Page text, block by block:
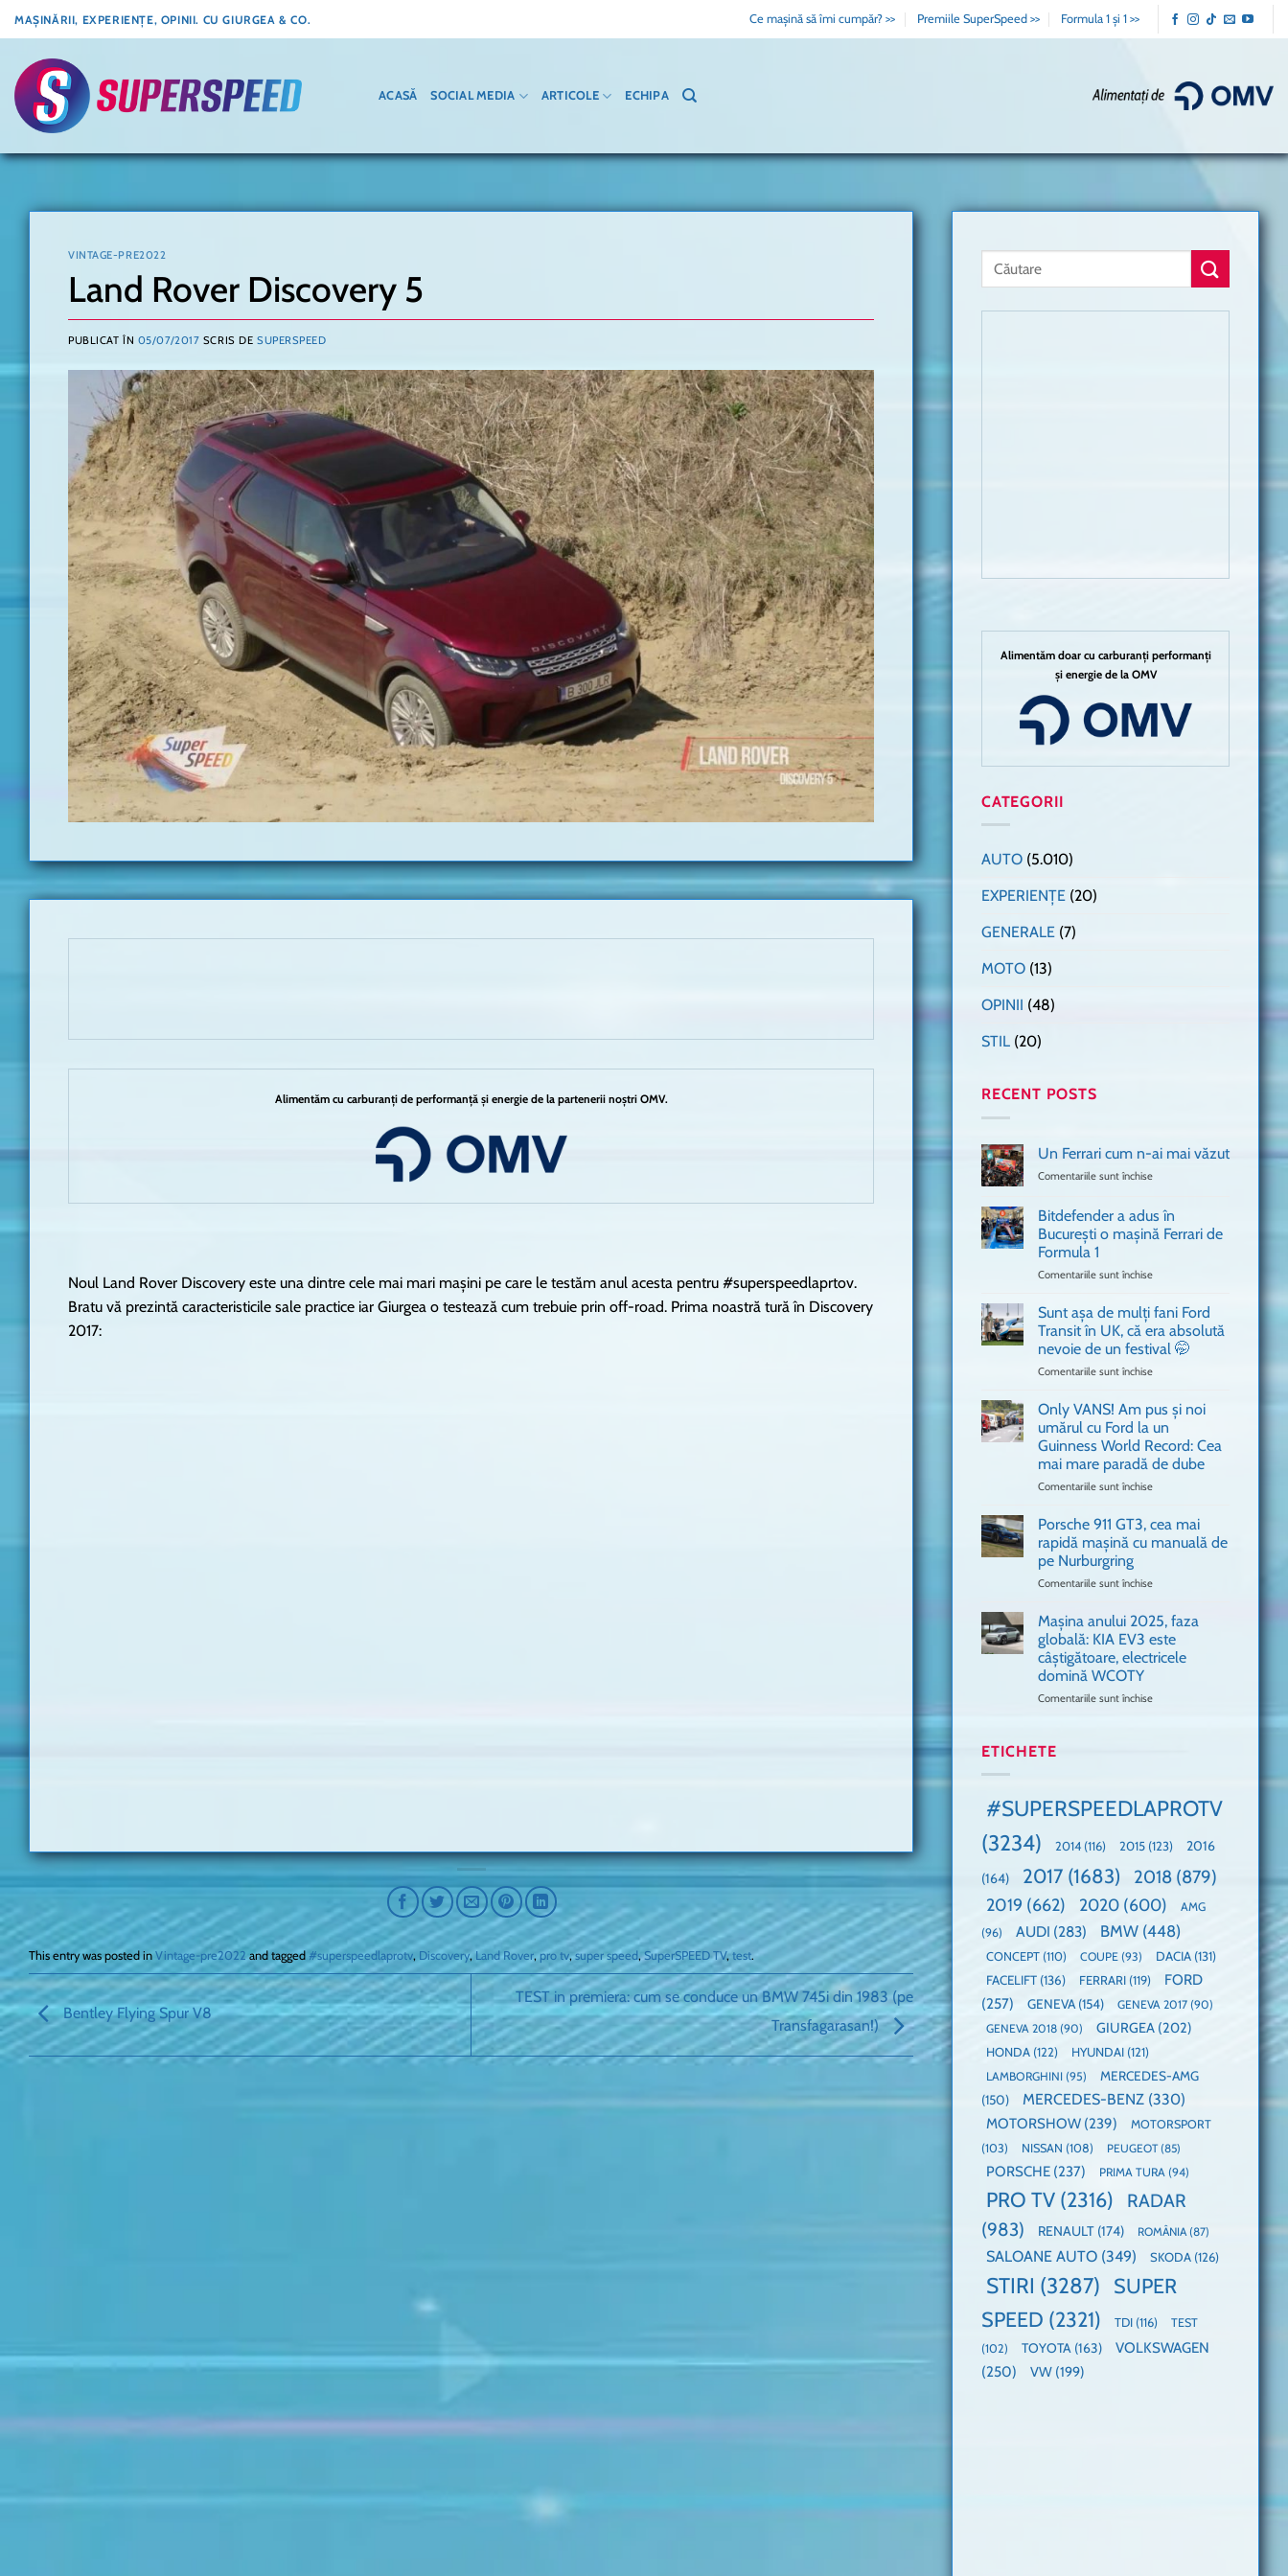
Skip
to
content
MAȘINĂRII, EXPERIENȚE, OPINII. CU GIURGEA & CO. Ce mașină să îmi cumpăr? >> Premiile SuperSpeed >> Formula 1 și 1 >>
ACASĂ SOCIAL MEDIA ARTICOLE ECHIPA
VINTAGE-PRE2022
Land Rover Discovery 5
PUBLICAT ÎN 05/07/2017 SCRIS DE SUPERSPEED
Alimentăm cu carburanți de performanță și energie de la partenerii noștri OMV.
Noul Land Rover Discovery este una dintre cele mai mari mașini pe care le testăm anul acesta pentru #superspeedlaprtov.
Bratu vă prezintă caracteristicile sale practice iar Giurgea o testează cum trebuie prin off-road. Prima noastră tură în Discovery
2017:
This entry was posted in Vintage-pre2022and tagged #superspeedlaprotv, Discovery, Land Rover,pro tv,super speed,SuperSPEED TV,test.
Bentley Flying Spur V8
TEST in premiera: cum se conduce un BMW 745i din 1983 (pe
Transfagarasan!)
Alimentăm doar cu carburanți performanți
și energie de la OMV
CATEGORII
AUTO (5.010)
EXPERIENȚE (20)
GENERALE (7)
MOTO (13)
OPINII (48)
STIL (20)
RECENT POSTS
Un Ferrari cum n-ai mai văzut
Comentariile sunt închise
Ferrari
cum
n-
Bitdefender a adus în
București o mașină Ferrari de
Formula 1
Comentariile sunt închise
a
adus
în
București
Ferrari
Formula
1
Sunt așa de mulți fani Ford
Transit în UK, că era absolută
nevoie de un festival 🤭
Comentariile sunt închise
de
mulți
fani
Ford
că
era
un
festival
🤭
Only VANS! Am pus și noi
umărul cu Ford la un
Guinness World Record: Cea
mai mare paradă de dube
Comentariile sunt închise
Am
pus
cu
Ford
la
un
dube
Porsche 911 GT3, cea mai
rapidă mașină cu manuală de
pe Nurburgring
Comentariile sunt închise
911
GT3,
cea
mai
Mașina anului 2025, faza
globală: KIA EV3 este
câștigătoare, electricele
domină WCOTY
Comentariile sunt închise
EV3
câștigătoare,
domină
ETICHETE
#SUPERSPEEDLAPROTV
(3234)
2014 (116) 2015 (123) 2016
(164) 2017 (1683) 2018 (879)
2019 (662) 2020 (600)
AMG
(96)
AUDI (283) BMW (448)
CONCEPT (110) COUPE (93) DACIA (131)
FACELIFT (136) FERRARI (119)
FORD
(257)
GENEVA(154) GENEVA 2017 (90)
GENEVA 2018 (90) GIURGEA (202)
HONDA (122) HYUNDAI (121)
LAMBORGHINI (95)
MERCEDES-AMG
(150)
MERCEDES-BENZ (330)
MOTORSHOW (239)
MOTORSPORT
(103)
NISSAN (108) PEUGEOT(85)
PORSCHE (237) PRIMA TURA (94)
PRO TV (2316)
RADAR
(983)
RENAULT (174) ROMÂNIA(87)
SALOANE AUTO (349) SKODA (126)
STIRI (3287)
SUPER
SPEED (2321) TDI (116)
TEST
(102)
TOYOTA (163)
VOLKSWAGEN
(250)
VW (199)